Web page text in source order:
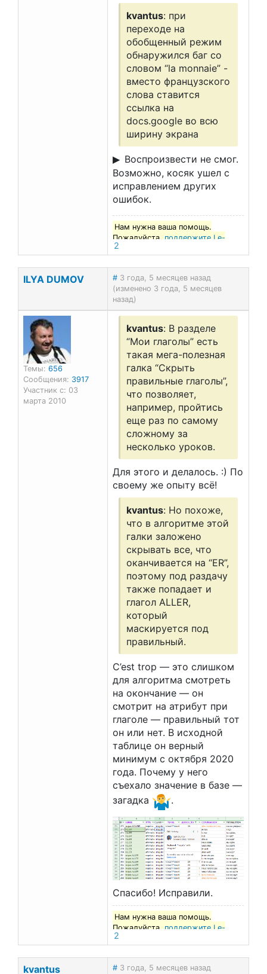
kvantus: при
переходе на
обобщенный режим
обнаружился баг со
словом “la monnaie” -
вместо французского
слова ставится
ссылка на
docs.google во всю
ширину экрана
Воспроизвести не смог.
Возможно, косяк ушел с
исправлением других
ошибок.
Нам нужна ваша помощь.
Пожалуйста,поддержите Le-
francais.ru
2
ILYA DUMOV # 3 года, 5 месяцев назад
(изменено 3 года, 5 месяцев
назад)
Темы: 656
Сообщения: 3917
Участник с: 03
марта 2010
kvantus: В разделе
“Мои глаголы” есть
такая мега-полезная
галка “Скрыть
правильные глаголы”,
что позволяет,
например, пройтись
еще раз по самому
сложному за
несколько уроков.
Для этого и делалось. :) По
своему же опыту всё!
kvantus: Но похоже,
что в алгоритме этой
галки заложено
скрывать все, что
оканчивается на “ER”,
поэтому под раздачу
также попадает и
глагол ALLER,
который
маскируется под
правильный.
C’est trop — это слишком
для алгоритма смотреть
на окончание — он
смотрит на атрибут при
глаголе — правильный тот
он или нет. В исходной
таблице он верный
минимум с октября 2020
года. Почему у него
съехало значение в базе —
загадка
.
Спасибо! Исправили.
Нам нужна ваша помощь.
Пожалуйста,поддержите Le-
francais.ru
2
kvantus # 3 года, 5 месяцев назад